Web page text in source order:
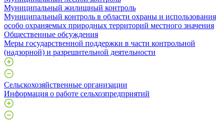
Муниципальный жилищный контроль
Муниципальный контроль в области охраны и использования
особо охраняемых природных территорий местного значения
Общественные обсуждения
Меры государственной поддержки в части контрольной
(надзорной) и разрешительной деятельности
Сельскохозяйственные организации
Информация о работе сельхозпредприятий